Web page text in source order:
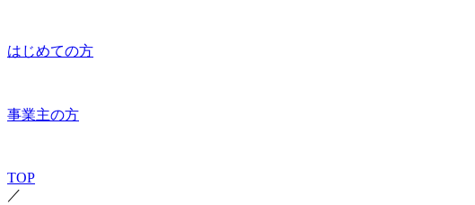
はじめての方
事業主の方
TOP
／